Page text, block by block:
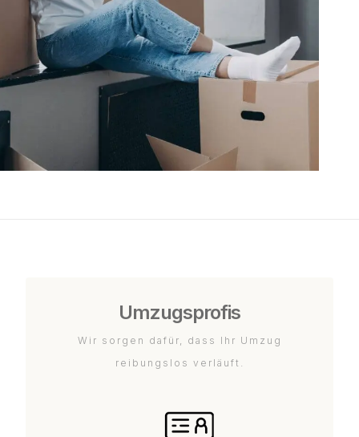
Umzugsprofis
Wir sorgen dafür, dass Ihr Umzug
reibungslos verläuft.